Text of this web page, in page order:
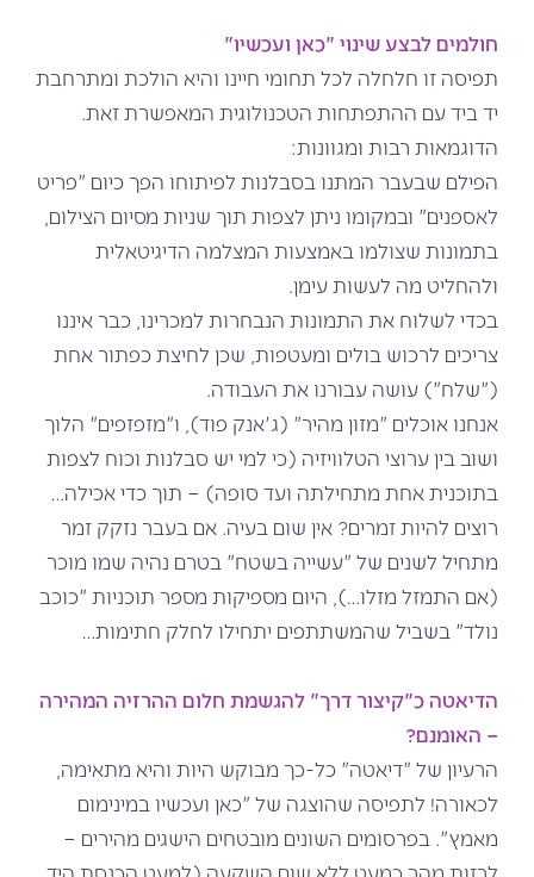
חולמים לבצע שינוי "כאן ועכשיו"
תפיסה זו חלחלה לכל תחומי חיינו והיא הולכת ומתרחבת
יד ביד עם ההתפתחות הטכנולוגית המאפשרת זאת.
הדוגמאות רבות ומגוונות:
הפילם שבעבר המתנו בסבלנות לפיתוחו הפך כיום "פריט
לאספנים" ובמקומו ניתן לצפות תוך שניות מסיום הצילום,
בתמונות שצולמו באמצעות המצלמה הדיגיטאלית
ולהחליט מה לעשות עימן.
בכדי לשלוח את התמונות הנבחרות למכרינו, כבר איננו
צריכים לרכוש בולים ומעטפות, שכן לחיצת כפתור אחת
("שלח") עושה עבורנו את העבודה.
אנחנו אוכלים "מזון מהיר" (ג'אנק פוד), ו"מזפזפים" הלוך
ושוב בין ערוצי הטלוויזיה (כי למי יש סבלנות וכוח לצפות
בתוכנית אחת מתחילתה ועד סופה) – תוך כדי אכילה…
רוצים להיות זמרים? אין שום בעיה. אם בעבר נזקק זמר
מתחיל לשנים של "עשייה בשטח" בטרם נהיה שמו מוכר
(אם התמזל מזלו…), היום מספיקות מספר תוכניות "כוכב
נולד" בשביל שהמשתתפים יתחילו לחלק חתימות…
הדיאטה כ"קיצור דרך" להגשמת חלום ההרזיה המהירה
– האומנם?
הרעיון של "דיאטה" כל-כך מבוקש היות והיא מתאימה,
לכאורה! לתפיסה שהוצגה של "כאן ועכשיו במינימום
מאמץ". בפרסומים השונים מובטחים הישגים מהירים –